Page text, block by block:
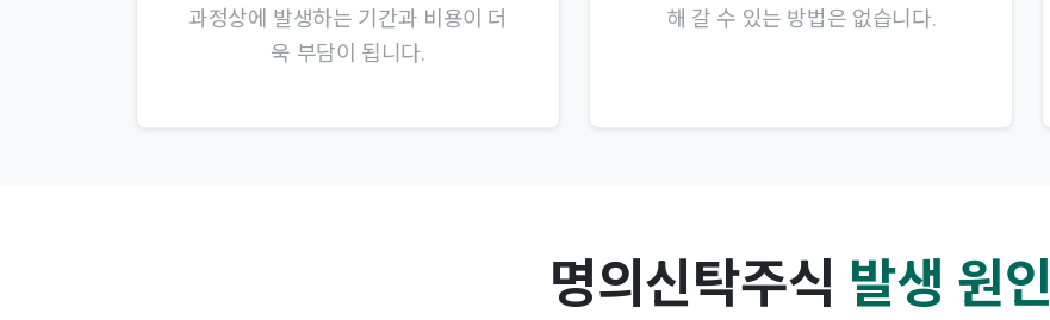
과정상에 발생하는 기간과 비용이 더
욱 부담이 됩니다.
해 갈 수 있는 방법은 없습니다.
명의신탁주식 발생 원인